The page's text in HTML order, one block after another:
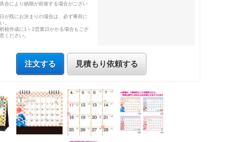
合により納期が前後する場合がござい
が既にお決まりの場合は、必ず事前に
。
校作成に1～2営業日かかる場合もござ
ください。
注文する 見積もり依頼する